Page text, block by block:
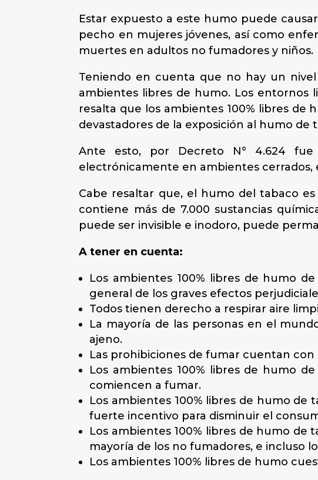
Estar expuesto a este humo puede
pecho en mujeres jóvenes, así como
muertes en adultos no fumadores y niños.
Teniendo en cuenta que no hay un
ambientes libres de humo. Los entornos
resalta que los ambientes 100% libres de
devastadores de la exposición al humo de
Ante esto, por Decreto N° 4.624
electrónicamente en ambientes cerrados,
Cabe resaltar que, el humo del tabaco
contiene más de 7.000 sustancias
puede ser invisible e inodoro, puede
A tener en cuenta:
Los ambientes 100% libres de humo
general de los graves efectos
Todos tienen derecho a respirar aire
La mayoría de las personas en el
ajeno.
Las prohibiciones de fumar cuentan
Los ambientes 100% libres de humo
comiencen a fumar.
Los ambientes 100% libres de humo
fuerte incentivo para disminuir el
Los ambientes 100% libres de humo de
mayoría de los no fumadores, e incluso
Los ambientes 100% libres de humo